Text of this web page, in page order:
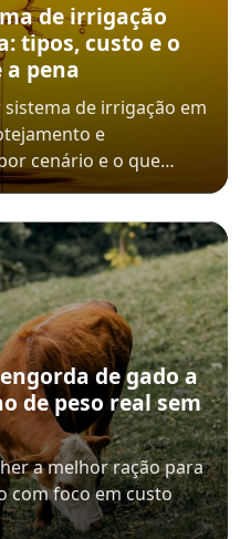
de irrigação
tipos, custo e o
pena
de irrigação em
e
cenário e o que…
de gado a
de peso real sem
a melhor ração para
com foco em custo